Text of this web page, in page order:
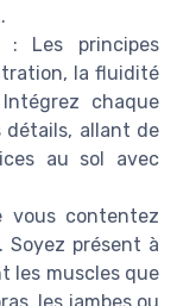
: Les principes
la fluidité
chaque
détails, allant de
au sol avec
vous contentez
Soyez présent à
les muscles que